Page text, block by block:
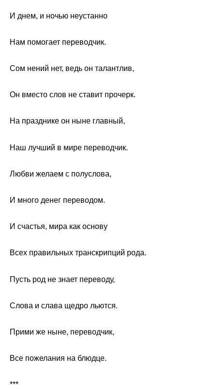
И днем, и ночью неустанно
Нам помогает переводчик.
Сом нений нет, ведь он талантлив,
Он вместо слов не ставит прочерк.
На празднике он ныне главный,
Наш лучший в мире переводчик.
Любви желаем с полуслова,
И много денег переводом.
И счастья, мира как основу
Всех правильных транскрипций рода.
Пусть род не знает переводу,
Слова и слава щедро льются.
Прими же ныне, переводчик,
Все пожелания на блюдце.
***